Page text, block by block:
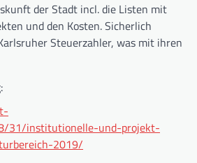
der Stadt incl. die Listen mit
und den Kosten. Sicherlich
Steuerzahler, was mit ihren
31/institutionelle-und-projekt-
2019/